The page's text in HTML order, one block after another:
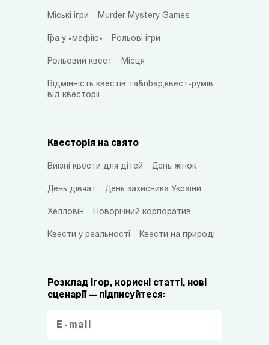
Міські ігри Murder Mystery Games
Гра у «мафію» Рольові ігри
Рольовий квест Місця
Відмінність квестів та&nbsp;квест-румів
від квесторії
Квесторія на свято
Виїзні квести для дітей День жінок
День дівчат День захисника України
Хелловін Новорічний корпоратив
Квести у реальності Квести на природі
Розклад ігор, корисні статті, нові
сценарії — підписуйтеся: